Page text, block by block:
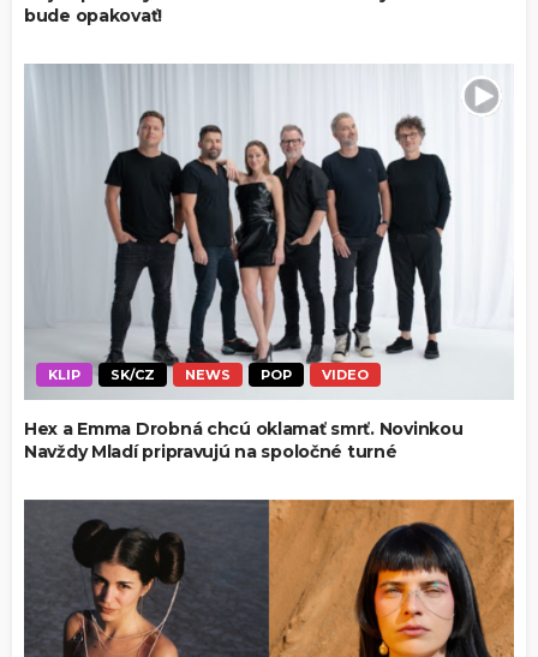
bude opakovať!
KLIP SK/CZ NEWS POP VIDEO
Hex a Emma Drobná chcú oklamať smrť. Novinkou
Navždy Mladí pripravujú na spoločné turné